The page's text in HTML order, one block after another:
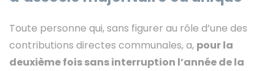
Toute personne qui, sans figurer au rôle d’une des
contributions directes communales, a, pour la
deuxième fois sans interruption l’année de la